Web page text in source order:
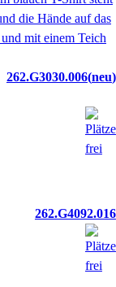
262.G3030.006 neu
262.G4092.016